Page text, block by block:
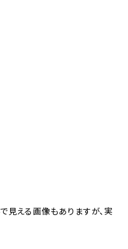
見える画像もありますが、実